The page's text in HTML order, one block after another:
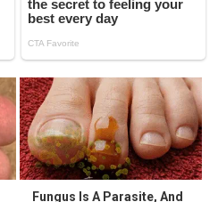
Fungus Is A Parasite, And